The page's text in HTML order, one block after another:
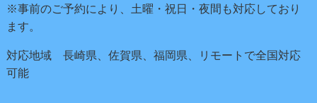
※事前のご予約により、土曜・祝日・夜間も対応しており
ます。
対応地域 長崎県、佐賀県、福岡県、リモートで全国対応
可能